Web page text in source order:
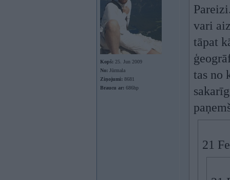
Kopš: 25. Jun 2009
No: Jūrmala
Ziņojumi: 8681
Braucu ar: 686hp
vari
tāpat
tas no
21